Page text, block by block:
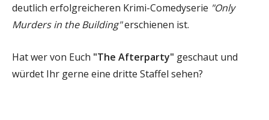
deutlich erfolgreicheren Krimi-Comedyserie "Only
Murders in the Building"erschienen ist.
Hat wer von Euch "The Afterparty" geschaut und
würdet Ihr gerne eine dritte Staffel sehen?